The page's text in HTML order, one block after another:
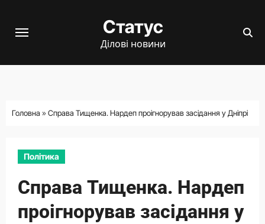
Статус
Ділові новини
Головна » Справа Тищенка. Нардеп проігнорував засідання у Дніпрі
Політика
Справа Тищенка. Нардеп
проігнорував засідання у